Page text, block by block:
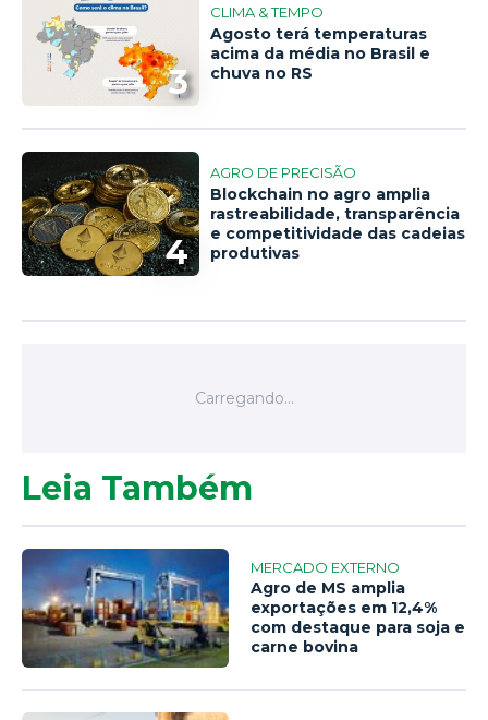
3
CLIMA & TEMPO
Agosto terá temperaturas
acima da média no Brasil e
chuva no RS
4
AGRO DE PRECISÃO
Blockchain no agro amplia
rastreabilidade, transparência
e competitividade das cadeias
produtivas
Leia Também
MERCADO EXTERNO
Agro de MS amplia
exportações em 12,4%
com destaque para soja e
carne bovina